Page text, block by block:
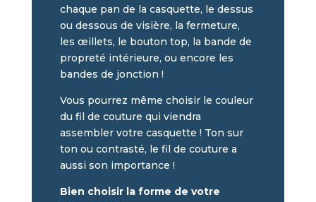
chaque pan de la casquette, le dessus
ou dessous de visière, la fermeture,
les œillets, le bouton top, la bande de
propreté intérieure, ou encore les
bandes de jonction !
Vous pourrez même choisir le couleur
du fil de couture qui viendra
assembler votre casquette ! Ton sur
ton ou contrasté, le fil de couture a
aussi son importance !
Bien choisir la forme de votre